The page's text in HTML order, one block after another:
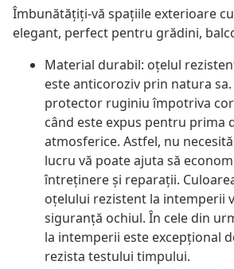
Îmbunătățiți-vă spațiile exterioare
elegant, perfect pentru grădini,
Material durabil: oțelul
este anticoroziv prin natura
protector ruginiu împotriva
când este expus pentru prima
atmosferice. Astfel, nu
lucru vă poate ajuta să
întreținere și reparații.
oțelului rezistent la intemperii
siguranță ochiul. În cele din
la intemperii este excepțional
rezista testului timpului.